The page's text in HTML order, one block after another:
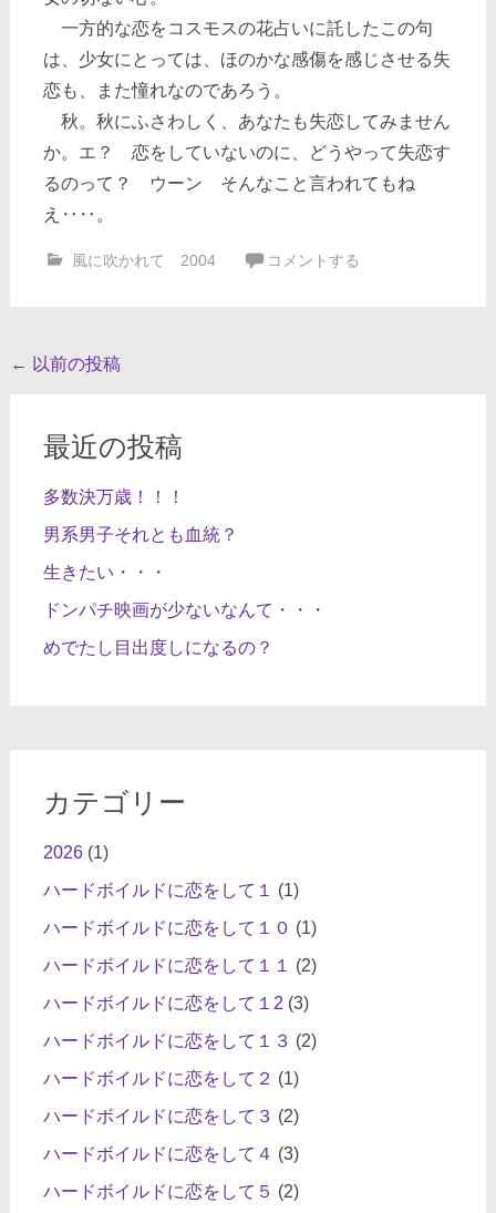
一方的な恋をコスモスの花占いに託したこの句
は、少女にとっては、ほのかな感傷を感じさせる失
恋も、また憧れなのであろう。
秋。秋にふさわしく、あなたも失恋してみません
か。エ？ 恋をしていないのに、どうやって失恋す
るのって？ ウーン そんなこと言われてもね
え‥‥。
風に吹かれて 2004 コメントする
投
← 以前の投稿
最近の投稿
多数決万歳！！！
男系男子それとも血統？
生きたい・・・
ドンパチ映画が少ないなんて・・・
めでたし目出度しになるの？
カテゴリー
2026(1)
ハードボイルドに恋をして１
(1)
ハードボイルドに恋をして１０ (1)
ハードボイルドに恋をして１１
(2)
ハードボイルドに恋をして１2 (3)
ハードボイルドに恋をして１３ (2)
ハードボイルドに恋をして２ (1)
ハードボイルドに恋をして３ (2)
ハードボイルドに恋をして４ (3)
ハードボイルドに恋をして５ (2)